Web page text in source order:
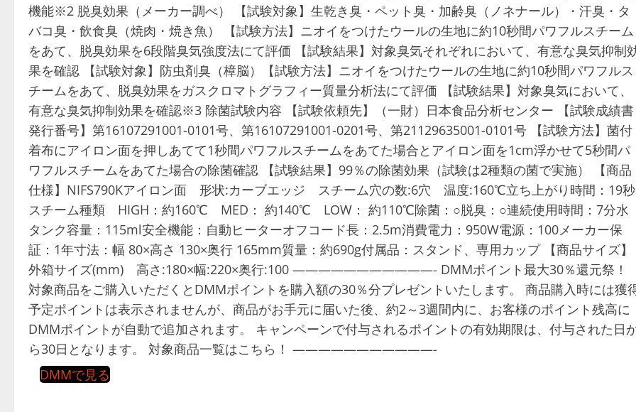
機能※2 脱臭効果（メーカー調べ） 【試験対象】生乾き臭・ペット臭・加齢臭（ノネナール）・汗臭・タ
バコ臭・飲食臭（焼肉・焼き魚） 【試験方法】ニオイをつけたウールの生地に約10秒間パワフルスチーム
をあて、脱臭効果を6段階臭気強度法にて評価 【試験結果】対象臭気それぞれにおいて、有意な臭気抑制
果を確認 【試験対象】防虫剤臭（樟脳）【試験方法】ニオイをつけたウールの生地に約10秒間パワフルス
チームをあて、脱臭効果をガスクロマトグラフィー質量分析法にて評価 【試験結果】対象臭気において、
有意な臭気抑制効果を確認※3 除菌試験内容 【試験依頼先】（一財）日本食品分析センター 【試験成績書
発行番号】第16107291001-0101号、第16107291001-0201号、第21129635001-0101号 【試験方法】菌付
着布にアイロン面を押しあてて1秒間パワフルスチームをあてた場合とアイロン面を1cm浮かせて5秒間パ
ワフルスチームをあてた場合の除菌確認 【試験結果】99％の除菌効果（試験は2種類の菌で実施） 【商品
仕様】NIFS790Kアイロン面 形状:カーブエッジ スチーム穴の数:6穴 温度:160℃立ち上がり時間：19秒
スチーム種類 HIGH：約160℃ MED： 約140℃ LOW： 約110℃除菌：○脱臭：○連続使用時間：7分水
タンク容量：115ml安全機能：自動ヒーターオフコード長：2.5m消費電力：950W電源：100メーカー保
証：1年寸法：幅 80×高さ 130×奥行 165mm質量：約690g付属品：スタンド、専用カップ 【商品サイズ】
外箱サイズ(mm) 高さ:180×幅:220×奥行:100 ———————————- DMMポイント最大30％還元祭！
対象商品をご購入いただくとDMMポイントを購入額の30％分プレゼントいたします。 商品購入時には獲
予定ポイントは表示されませんが、商品がお手元に届いた後、約2～3週間内に、お客様のポイント残高に
DMMポイントが自動で追加されます。 キャンペーンで付与されるポイントの有効期限は、付与された日
ら30日となります。 対象商品一覧はこちら！ ———————————-
DMMで見る